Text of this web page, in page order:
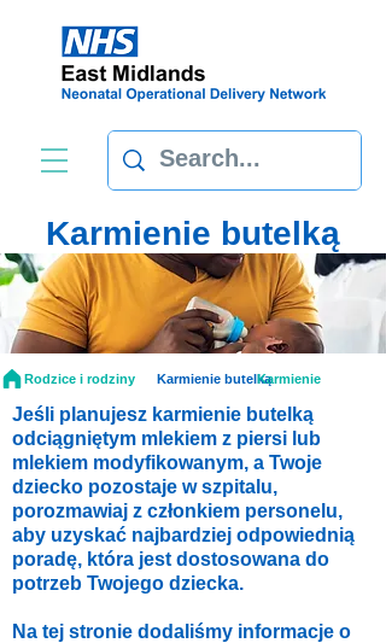
Karmienie butelką
Rodzice i rodziny Karmienie butelkąKarmienie
Jeśli planujesz karmienie butelką
odciągniętym mlekiem z piersi lub
mlekiem modyfikowanym, a Twoje
dziecko pozostaje w szpitalu,
porozmawiaj z członkiem personelu,
aby uzyskać najbardziej odpowiednią
poradę, która jest dostosowana do
potrzeb Twojego dziecka.
Na tej stronie dodaliśmy informacje o